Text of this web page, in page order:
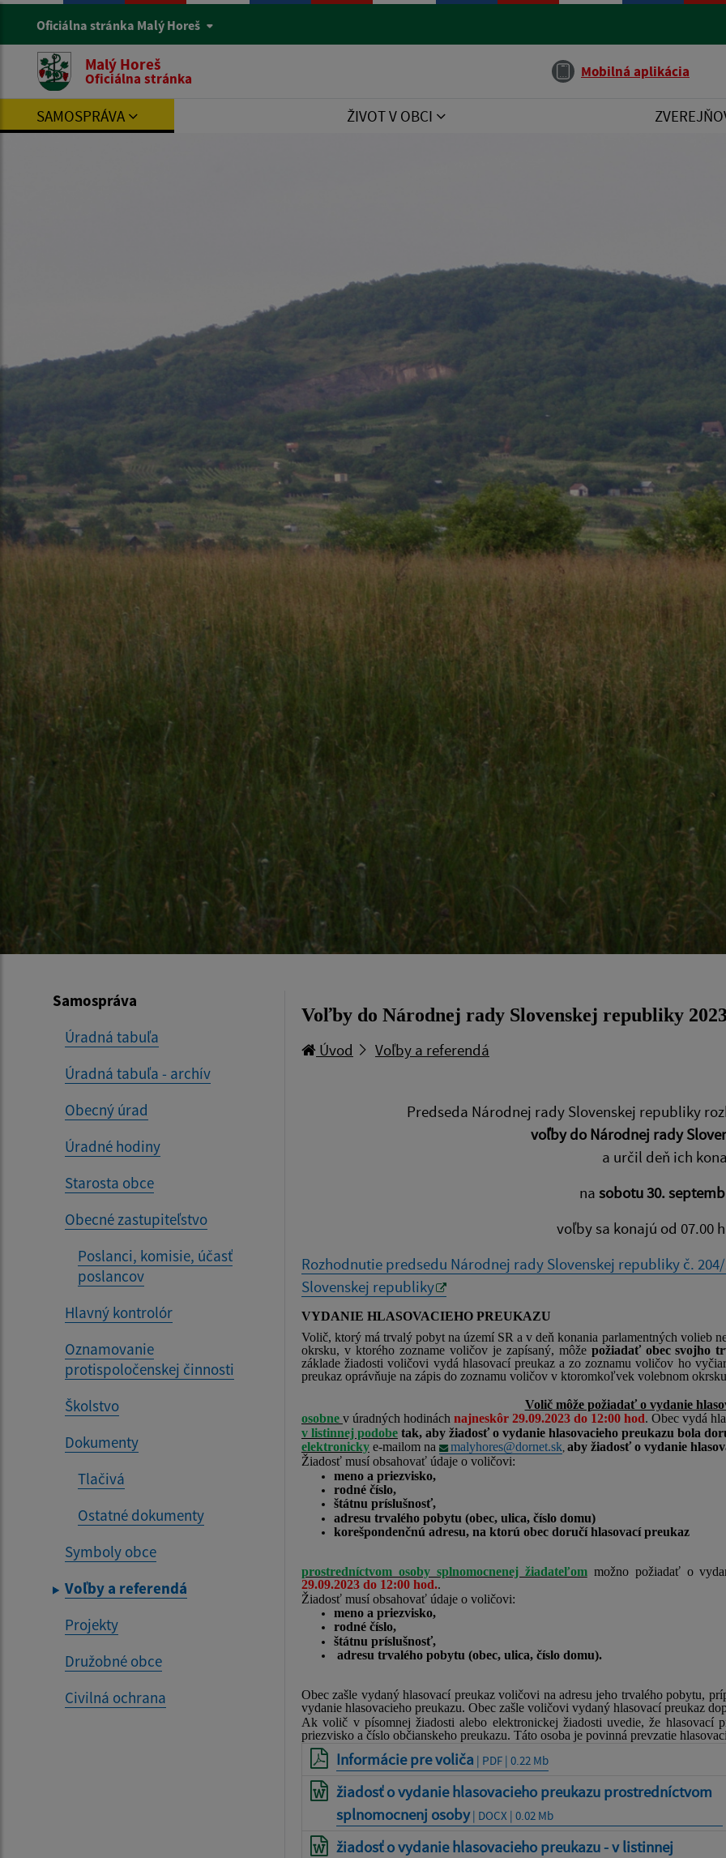
Oficiálna stránka Malý Horeš
Malý Horeš
Oficiálna stránka Mobilná aplikácia
SAMOSPRÁVA ŽIVOT V OBCI
Samospráva
Úradná tabuľa
Úradná tabuľa - archív
Obecný úrad
Úradné hodiny
Starosta obce
Obecné zastupiteľstvo
Poslanci, komisie, účasť
poslancov
Hlavný kontrolór
Oznamovanie
protispoločenskej činnosti
Školstvo
Dokumenty
Tlačivá
Ostatné dokumenty
Symboly obce
Voľby a referendá
Projekty
Družobné obce
Civilná ochrana
Voľby do Národnej rady Slovenskej republiky
Úvod Voľby a referendá
Predseda Národnej rady Slovenskej republiky
voľby do Národnej rady
a určil deň ich
na sobotu 30.
voľby sa konajú od 07.00
Rozhodnutie predsedu Národnej rady Slovenskej republiky č.
Slovenskej republiky
VYDANIE HLASOVACIEHO PREUKAZU
Volič, ktorý má trvalý pobyt na území SR a v deň konania parlamentných volieb
okrsku, v ktorého zozname voličov je zapísaný, môže požiadať obec svojho
základe žiadosti voličovi vydá hlasovací preukaz a zo zoznamu voličov ho
preukaz oprávňuje na zápis do zoznamu voličov v ktoromkoľvek volebnom
Volič môže požiadať o vydanie
osobne v úradných hodinách najneskôr 29.09.2023 do 12:00 hod. Obec vydá
v listinnej podobe tak, aby žiadosť o vydanie hlasovacieho preukazu bola
elektronicky e-mailom na malyhores@dornet.sk, aby žiadosť o vydanie
Žiadosť musí obsahovať údaje o voličovi:
meno a priezvisko,
rodné číslo,
štátnu príslušnosť,
adresu trvalého pobytu (obec, ulica, číslo domu)
korešpondenčnú adresu, na ktorú obec doručí hlasovací preukaz
prostredníctvom osoby splnomocnenej žiadateľom možno požiadať o
29.09.2023 do 12:00 hod..
Žiadosť musí obsahovať údaje o voličovi:
meno a priezvisko,
rodné číslo,
štátnu príslušnosť,
adresu trvalého pobytu (obec, ulica, číslo domu).
Obec zašle vydaný hlasovací preukaz voličovi na adresu jeho trvalého pobytu,
vydanie hlasovacieho preukazu. Obec zašle voličovi vydaný hlasovací preukaz
Ak volič v písomnej žiadosti alebo elektronickej žiadosti uvedie, že hlasovací
priezvisko a číslo občianskeho preukazu. Táto osoba je povinná prevzatie
Informácie pre voliča | PDF | 0.22 Mb
žiadosť o vydanie hlasovacieho preukazu prostredníctvom
splnomocnenj osoby| DOCX | 0.02 Mb
žiadosť o vydanie hlasovacieho preukazu - v listinnej